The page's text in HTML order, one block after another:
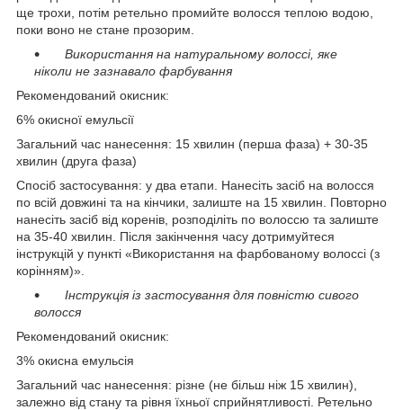
ще трохи, потім ретельно промийте волосся теплою водою,
поки воно не стане прозорим.
Використання на натуральному волоссі, яке
ніколи не зазнавало фарбування
Рекомендований окисник:
6% окисної емульсії
Загальний час нанесення: 15 хвилин (перша фаза) + 30-35
хвилин (друга фаза)
Спосіб застосування: у два етапи. Нанесіть засіб на волосся
по всій довжині та на кінчики, залиште на 15 хвилин. Повторно
нанесіть засіб від коренів, розподіліть по волоссю та залиште
на 35-40 хвилин. Після закінчення часу дотримуйтеся
інструкцій у пункті «Використання на фарбованому волоссі (з
корінням)».
Інструкція із застосування для повністю сивого
волосся
Рекомендований окисник:
3% окисна емульсія
Загальний час нанесення: різне (не більш ніж 15 хвилин),
залежно від стану та рівня їхньої сприйнятливості. Ретельно